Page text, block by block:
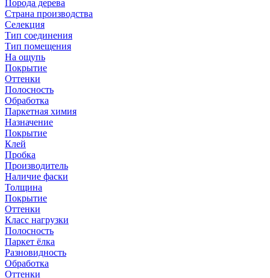
Порода дерева
Страна производства
Селекция
Тип соединения
Тип помещения
На ощупь
Покрытие
Оттенки
Полосность
Обработка
Паркетная химия
Назначение
Покрытие
Клей
Пробка
Производитель
Наличие фаски
Толщина
Покрытие
Оттенки
Класс нагрузки
Полосность
Паркет ёлка
Разновидность
Обработка
Оттенки